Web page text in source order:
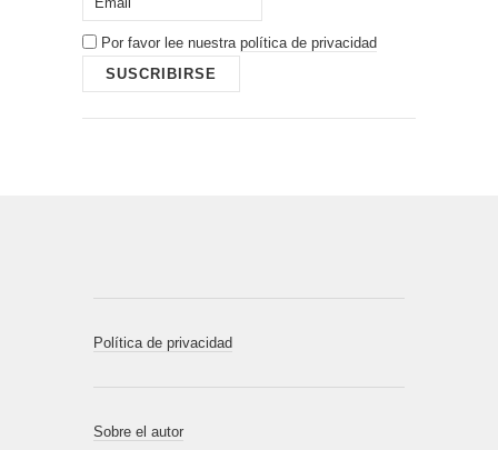
Por favor lee nuestra política de privacidad
Política de privacidad
Sobre el autor